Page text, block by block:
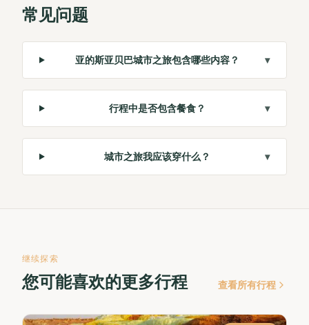
常见问题
亚的斯亚贝巴城市之旅包含哪些内容？ ▾
行程中是否包含餐食？ ▾
城市之旅我应该穿什么？ ▾
继续探索
您可能喜欢的更多行程 查看所有行程